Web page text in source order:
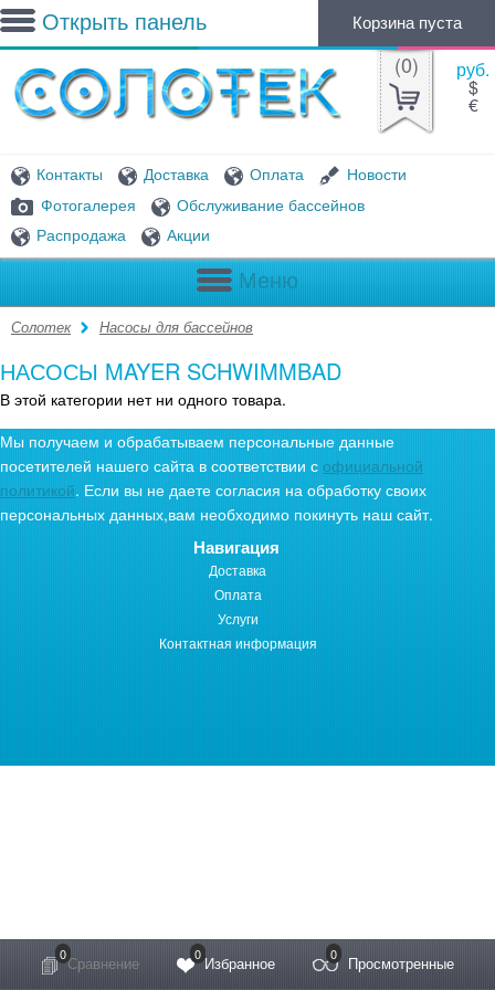
Открыть панель Корзина пуста
(0) руб.
$
€
Контакты Доставка Оплата
Новости
Фотогалерея
Обслуживание бассейнов
Распродажа
Акции
Меню
Солотек Насосы для бассейнов
НАСОСЫ MAYER SCHWIMMBAD
В этой категории нет ни одного товара.
Мы получаем и обрабатываем персональные данные
посетителей нашего сайта в соответствии с официальной
политикой. Если вы не даете согласия на обработку своих
персональных данных,вам необходимо покинуть наш сайт.
Навигация
Доставка
Оплата
Услуги
Контактная информация
0Сравнение 0Избранное 0 Просмотренные